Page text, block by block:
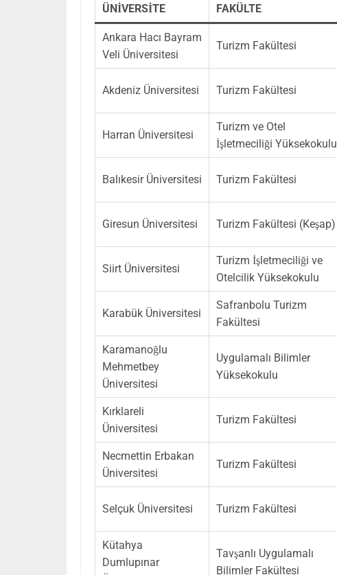
ÜNİVERSİTE FAKÜLTE
Ankara Hacı Bayram
Veli Üniversitesi
Turizm Fakültesi
Akdeniz Üniversitesi Turizm Fakültesi
Harran Üniversitesi
Turizm ve Otel
İşletmeciliği Yüksekokulu
Balıkesir Üniversitesi Turizm Fakültesi
Giresun Üniversitesi Turizm Fakültesi (Keşap)
Siirt Üniversitesi
Turizm İşletmeciliği ve
Otelcilik Yüksekokulu
Karabük Üniversitesi
Safranbolu Turizm
Fakültesi
Karamanoğlu
Mehmetbey
Üniversitesi
Uygulamalı Bilimler
Yüksekokulu
Kırklareli
Üniversitesi
Turizm Fakültesi
Necmettin Erbakan
Üniversitesi
Turizm Fakültesi
Selçuk Üniversitesi Turizm Fakültesi
Kütahya
Dumlupınar
Tavşanlı Uygulamalı
Bilimler Fakültesi